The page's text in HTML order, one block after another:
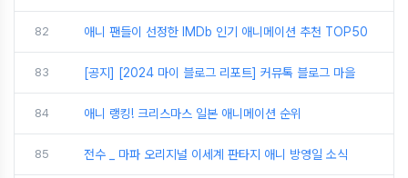
82 애니 팬들이 선정한 IMDb 인기 애니메이션 추천 TOP50
83 [공지] [2024 마이 블로그 리포트] 커뮤톡 블로그 마을
84 애니 랭킹! 크리스마스 일본 애니메이션 순위
85 전수 _ 마파 오리지널 이세계 판타지 애니 방영일 소식